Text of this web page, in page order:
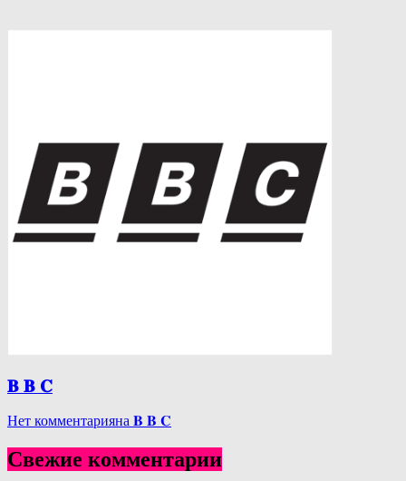
𝐁 𝐁 𝐂
Нет комментарияна 𝐁 𝐁 𝐂
Свежие комментарии